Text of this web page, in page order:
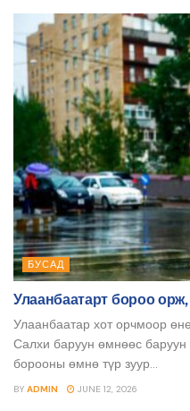
БУСАД
Улаанбаатарт бороо
Улаанбаатар хот орчмоор
Салхи баруун өмнөөс баруун
борооны өмнө түр зуур...
BY ADMIN JUNE 12, 2026